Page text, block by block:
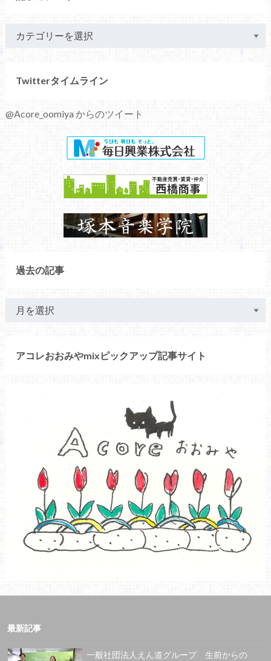
Twitterタイムライン
@Acore_oomiya からのツイート
過去の記事
アコレおおみやmixピックアップ記事サイト
最新記事
一般社団法人えん道グループ 生前からの